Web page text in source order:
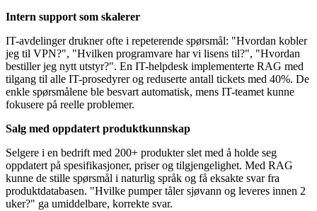
Intern support som skalerer
IT-avdelinger drukner ofte i repeterende spørsmål: "Hvordan kobler
jeg til VPN?", "Hvilken programvare har vi lisens til?", "Hvordan
bestiller jeg nytt utstyr?". En IT-helpdesk implementerte RAG med
tilgang til alle IT-prosedyrer og reduserte antall tickets med 40%. De
enkle spørsmålene ble besvart automatisk, mens IT-teamet kunne
fokusere på reelle problemer.
Salg med oppdatert produktkunnskap
Selgere i en bedrift med 200+ produkter slet med å holde seg
oppdatert på spesifikasjoner, priser og tilgjengelighet. Med RAG
kunne de stille spørsmål i naturlig språk og få eksakte svar fra
produktdatabasen. "Hvilke pumper tåler sjøvann og leveres innen 2
uker?" ga umiddelbare, korrekte svar.